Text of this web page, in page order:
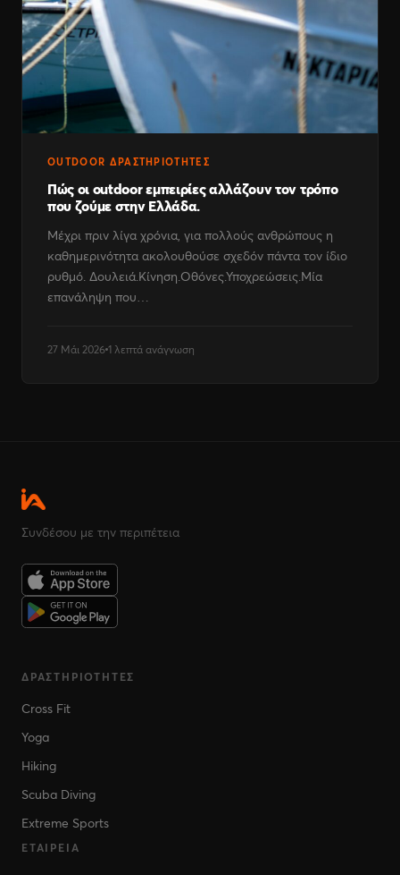
OUTDOOR ΔΡΑΣΤΗΡΙΌΤΗΤΕΣ
Πώς οι outdoor εμπειρίες αλλάζουν τον τρόπο
που ζούμε στην Ελλάδα.
Μέχρι πριν λίγα χρόνια, για πολλούς ανθρώπους η
καθημερινότητα ακολουθούσε σχεδόν πάντα τον ίδιο
ρυθμό. Δουλειά.Κίνηση.Οθόνες.Υποχρεώσεις.Μία
επανάληψη που…
27 Μάι 2026 1 λεπτά ανάγνωση
Συνδέσου με την περιπέτεια
ΔΡΑΣΤΗΡΙΌΤΗΤΕΣ
Cross Fit
Yoga
Hiking
Scuba Diving
Extreme Sports
ΕΤΑΙΡΕΊΑ